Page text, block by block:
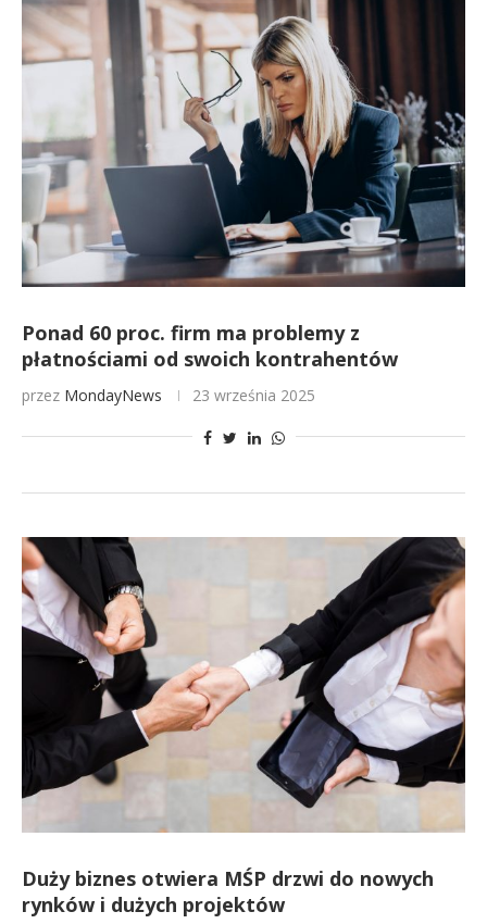
Ponad 60 proc. firm ma problemy z
płatnościami od swoich kontrahentów
przez MondayNews 23 września 2025
Duży biznes otwiera MŚP drzwi do nowych
rynków i dużych projektów